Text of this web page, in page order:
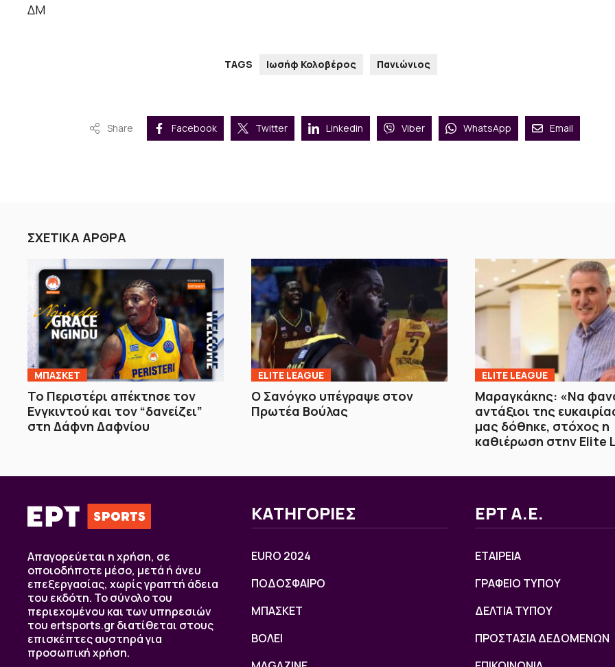
ΔΜ
TAGS Ιωσήφ Κολοβέρος Πανιώνιος
Share Facebook Twitter Linkedin Viber WhatsApp Email
ΣΧΕΤΙΚΑ ΑΡΘΡΑ
ΜΠΑΣΚΕΤ
Το Περιστέρι απέκτησε τον
Ενγκιντού και τον “δανείζει”
στη Δάφνη Δαφνίου
ELITE LEAGUE
Ο Σανόγκο υπέγραψε στον
Πρωτέα Βούλας
ELITE LEAGUE
Μαραγκάκης: «Να
αντάξιοι της
μας δόθηκε, στόχος η
καθιέρωση στην Elite
Απαγορεύεται η χρήση, σε
οποιοδήποτε μέσο, μετά ή άνευ
επεξεργασίας, χωρίς γραπτή άδεια
του εκδότη. Το σύνολο του
περιεχομένου και των υπηρεσιών
του ertsports.gr διατίθεται στους
επισκέπτες αυστηρά για
προσωπική χρήση.
ΚΑΤΗΓΟΡΙΕΣ
EURO 2024
ΠΟΔΟΣΦΑΙΡΟ
ΜΠΑΣΚΕΤ
ΒOΛΕΙ
ΕΡΤ Α.Ε.
ΕΤΑΙΡΕΙΑ
ΓΡΑΦΕΙΟ ΤΥΠΟΥ
ΔΕΛΤΙΑ ΤΥΠΟΥ
ΠΡΟΣΤΑΣΙΑ ΔΕΔΟΜΕΝΩΝ